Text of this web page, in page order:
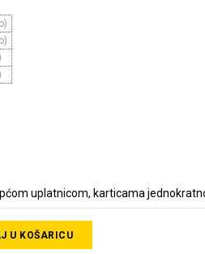
uplatnicom, karticama
U KOŠARICU